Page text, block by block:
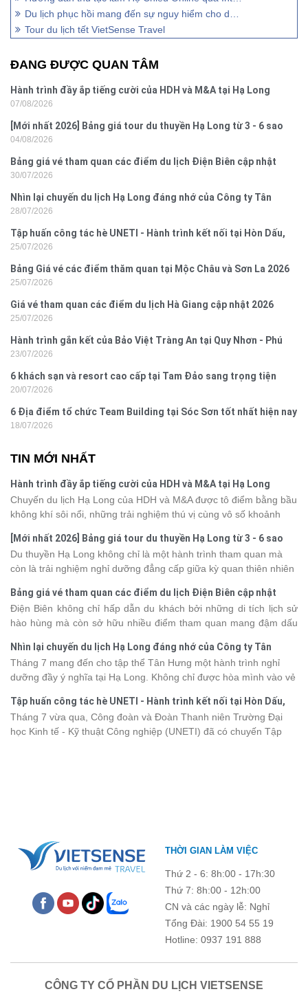
Du lịch phục hồi mang đến sự nguy hiểm cho doanh nghiệp Lữ hành
Tour du lịch tết VietSense Travel
ĐANG ĐƯỢC QUAN TÂM
Hành trình đầy ắp tiếng cười của HDH và M&A tại Hạ Long
07/08/2026
[Mới nhất 2026] Bảng giá tour du thuyền Hạ Long từ 3 - 6 sao
04/08/2026
Bảng giá vé tham quan các điểm du lịch Điện Biên cập nhật
2026
30/07/2026
Nhìn lại chuyến du lịch Hạ Long đáng nhớ của Công ty Tân
Hưng 2026
28/07/2026
Tập huấn công tác hè UNETI - Hành trình kết nối tại Hòn Dấu,
Đồ Sơn
25/07/2026
Bảng Giá vé các điểm thăm quan tại Mộc Châu và Sơn La 2026
25/07/2026
Giá vé tham quan các điểm du lịch Hà Giang cập nhật 2026
25/07/2026
Hành trình gắn kết của Bảo Việt Tràng An tại Quy Nhơn - Phú
Yên
23/07/2026
6 khách sạn và resort cao cấp tại Tam Đảo sang trọng tiện
nghi
20/07/2026
6 Địa điểm tổ chức Team Building tại Sóc Sơn tốt nhất hiện nay
18/07/2026
TIN MỚI NHẤT
Hành trình đầy ắp tiếng cười của HDH và M&A tại Hạ Long
Chuyến du lịch Hạ Long của HDH và M&A được tô điểm bằng bầu
không khí sôi nổi, những trải nghiệm thú vị cùng vô số khoảnh
phút giây đồng hành bên nhau, tất cả đã tạo nên một chuyến đi
tràn đầy cảm xúc và dấu ấn khó quên.
[Mới nhất 2026] Bảng giá tour du thuyền Hạ Long từ 3 - 6 sao
Du thuyền Hạ Long không chỉ là một hành trình tham quan mà
còn là trải nghiệm nghỉ dưỡng đẳng cấp giữa kỳ quan thiên nhiên
khác nhau, khiến nhiều du khách băn khoăn khi lựa chọn. Bài viết
dưới đây sẽ cập nhật bảng giá tour du thuyền Hạ Long mới nhất
2026 từ 3 - 6 sao, giúp bạn dễ dàng so sánh và tìm được hành
trình phù hợp với nhu cầu cũng như ngân sách.
Bảng giá vé tham quan các điểm du lịch Điện Biên cập nhật
2026
Điện Biên không chỉ hấp dẫn du khách bởi những di tích lịch sử
hào hùng mà còn sở hữu nhiều điểm tham quan mang đậm dấu
phá vùng đất này, việc cập nhật trước giá vé sẽ giúp bạn chủ
động hơn trong lịch trình và chi phí. Cùng Vietsense Travel tham
khảo bảng giá vé tham quan các điểm du lịch Điện Biênmới nhất
năm 2026 ngay dưới đây.
Nhìn lại chuyến du lịch Hạ Long đáng nhớ của Công ty Tân
Hưng 2026
Tháng 7 mang đến cho tập thể Tân Hưng một hành trình nghỉ
dưỡng đầy ý nghĩa tại Hạ Long. Không chỉ được hòa mình vào vẻ
kết, sẻ chia và lưu giữ nhiều khoảnh khắc đáng nhớ. Hãy cùng
nhìn lại chuyến đi ngập tràn niềm vui và những trải nghiệm khó
quên.
Tập huấn công tác hè UNETI - Hành trình kết nối tại Hòn Dấu,
Đồ Sơn
Tháng 7 vừa qua, Công đoàn và Đoàn Thanh niên Trường Đại
học Kinh tế - Kỹ thuật Công nghiệp (UNETI) đã có chuyến Tập
THỜI GIAN LÀM VIỆC
Thứ 2 - 6: 8h:00 - 17h:30
Thứ 7: 8h:00 - 12h:00
CN và các ngày lễ: Nghỉ
Tổng Đài: 1900 54 55 19
Hotline: 0937 191 888
CÔNG TY CỔ PHẦN DU LỊCH VIETSENSE